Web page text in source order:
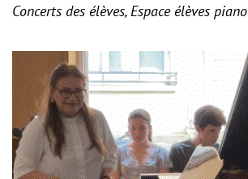
Concerts des élèves, Espace élèves piano